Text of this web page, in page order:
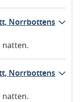
Norrbottens
natten.
Norrbottens
natten.